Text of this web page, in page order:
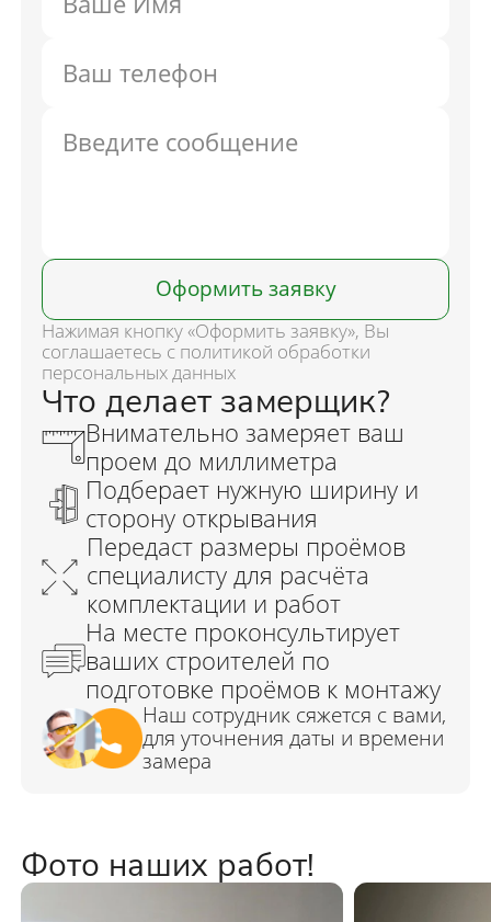
Оформить заявку
Нажимая кнопку «Оформить заявку», Вы
соглашаетесь с политикой обработки
персональных данных
Фото наших работ!